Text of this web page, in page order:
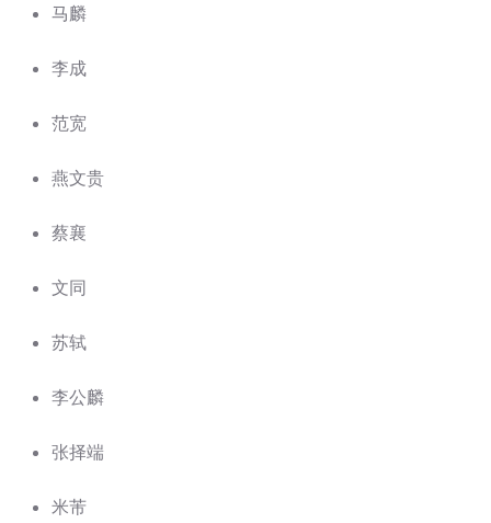
马麟
李成
范宽
燕文贵
蔡襄
文同
苏轼
李公麟
张择端
米芾